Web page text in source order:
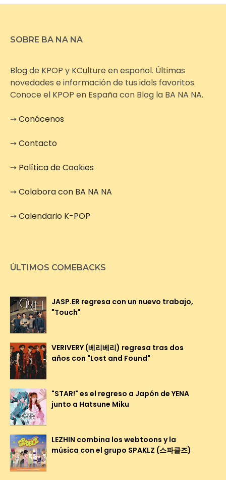
SOBRE BA NA NA
Blog de KPOP y KCulture en español. Últimas
novedades e información de tus idols favoritos.
Conoce el KPOP en España con Blog la BA NA NA.
➙Conócenos
➙Contacto
➙ Política de Cookies
➙Colabora con BA NA NA
➙Calendario K-POP
ÚLTIMOS COMEBACKS
JASP.ER regresa con un nuevo trabajo,
"Touch"
VERIVERY (베리베리) regresa tras dos
años con "Lost and Found"
"STAR!" es el regreso a Japón de YENA
junto a Hatsune Miku
LEZHIN combina los webtoons y la
música con el grupo SPAKLZ (스파클즈)